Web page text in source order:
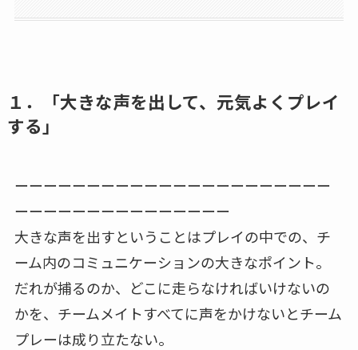
１．「大きな声を出して、元気よくプレイ
する」
ーーーーーーーーーーーーーーーーーーーーーー
ーーーーーーーーーーーーーーー
大きな声を出すということはプレイの中での、チ
ーム内のコミュニケーションの大きなポイント。
だれが捕るのか、どこに走らなければいけないの
かを、チームメイトすべてに声をかけないとチーム
プレーは成り立たない。